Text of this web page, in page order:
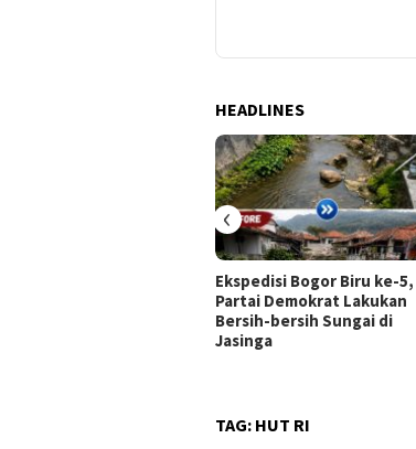
HEADLINES
Ekspedisi Bogor Biru ke-5,
Partai Demokrat Lakukan
Bersih-bersih Sungai di
Jasinga
‹
TAG: HUT RI